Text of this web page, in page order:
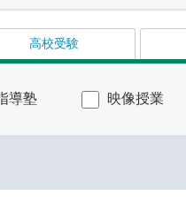
高校受験
導塾 映像授業